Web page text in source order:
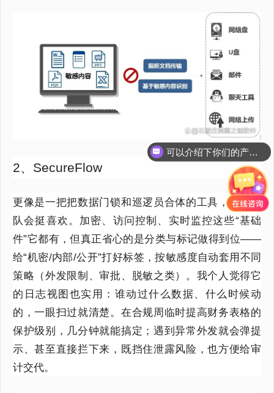
2、SecureFlow
更像是一把把数据门锁和巡逻员合体的工具，合规团
队会挺喜欢。加密、访问控制、实时监控这些“基础
件”它都有，但真正省心的是分类与标记做得到位——
给“机密/内部/公开”打好标签，按敏感度自动套用不同
策略（外发限制、审批、脱敏之类）。我个人觉得它
的日志视图也实用：谁动过什么数据、什么时候动
的，一眼扫过就清楚。在合规周临时提高财务表格的
保护级别，几分钟就能搞定；遇到异常外发就会弹提
示、甚至直接拦下来，既挡住泄露风险，也方便给审
计交代。
可以介绍下你们的产品么？
你们是怎么收费的呢？